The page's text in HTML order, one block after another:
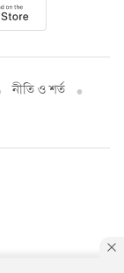
নীতি ও শর্ত